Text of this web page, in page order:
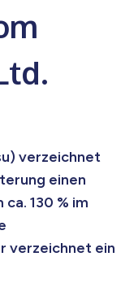
verzeichnet
einen
130 % im
verzeichnet ein